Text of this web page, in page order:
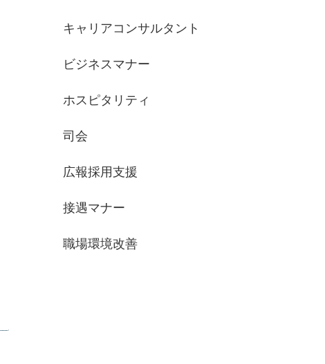
キャリアコンサルタント
ビジネスマナー
ホスピタリティ
司会
広報採用支援
接遇マナー
職場環境改善